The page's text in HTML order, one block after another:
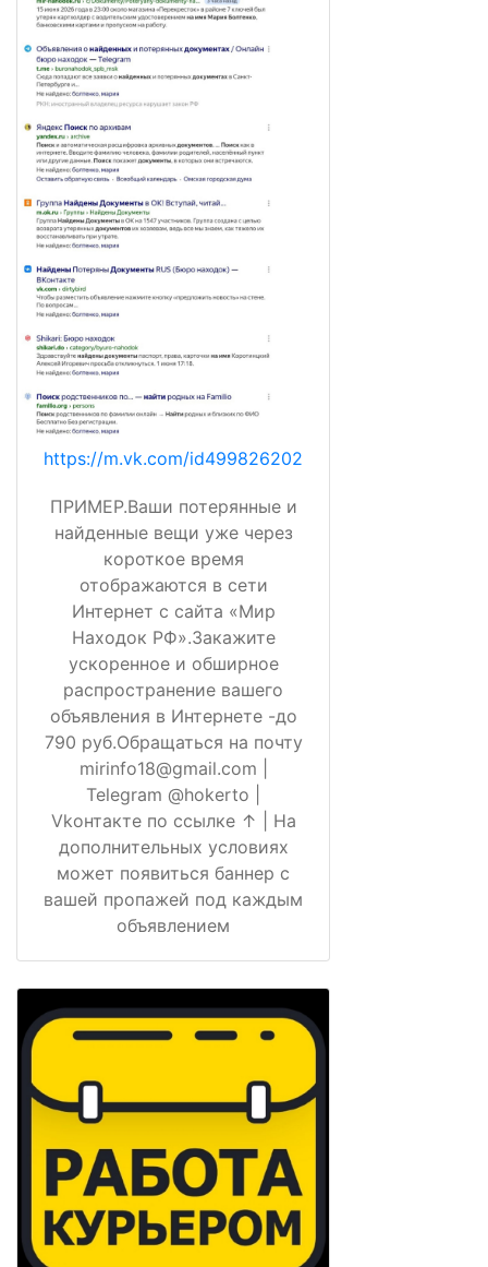
https://m.vk.com/id499826202
ПРИМЕР.Ваши потерянные и
найденные вещи уже через
короткое время
отображаются в сети
Интернет с сайта «Мир
Находок РФ».Закажите
ускоренное и обширное
распространение вашего
объявления в Интернете -до
790 руб.Обращаться на почту
mirinfo18@gmail.com |
Telegram @hokerto |
Vkонтакте по ссылке ↑ | На
дополнительных условиях
может появиться баннер с
вашей пропажей под каждым
объявлением